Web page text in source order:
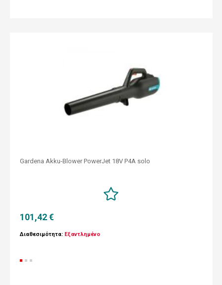
Gardena Akku-Blower PowerJet 18V P4A solo
101,42 €
Διαθεσιμότητα: Εξαντλημένο